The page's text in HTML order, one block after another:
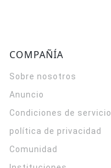
COMPAÑÍA
Sobre nosotros
Anuncio
Condiciones de servicio
política de privacidad
Comunidad